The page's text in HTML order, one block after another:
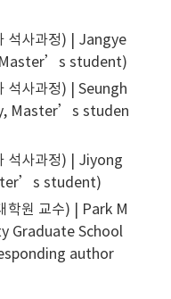
석사과정) | Jangye
Master’s student)
석사과정) | Seungh
Master’s studen
석사과정) | Jiyong
student)
학원 교수) | Park M
Graduate School
author